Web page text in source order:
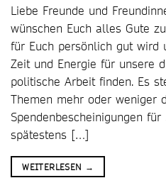
Liebe Freunde und
wünschen Euch alles Gute
für Euch persönlich gut wird
Zeit und Energie für unsere
politische Arbeit finden. Es
Themen mehr oder weniger
Spendenbescheinigungen
spätestens […]
WEITERLESEN →